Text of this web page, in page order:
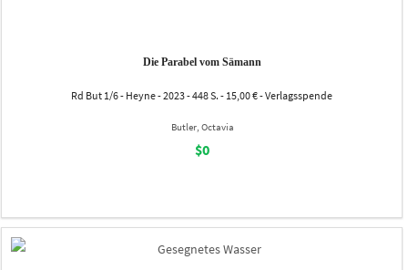
Die Parabel vom Sämann
Rd But 1/6 - Heyne - 2023 - 448 S. - 15,00 € - Verlagsspende
Butler, Octavia
$0